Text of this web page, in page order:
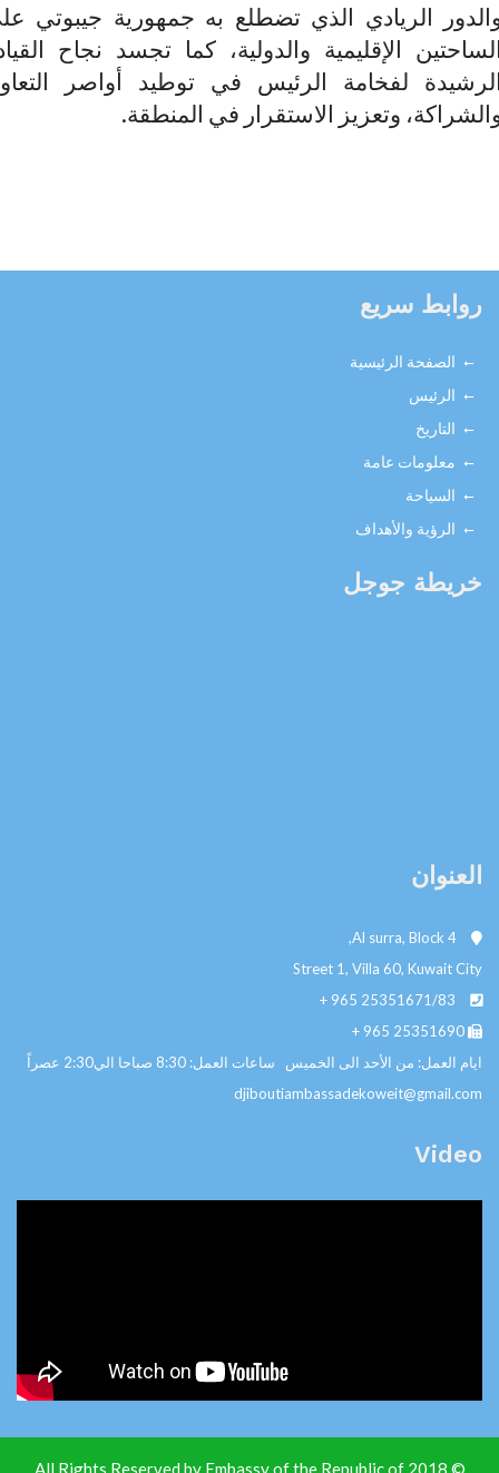
الريادي الذي تضطلع به جمهورية جيبوتي على
الإقليمية والدولية، كما تجسد نجاح القيادة
لفخامة الرئيس في توطيد أواصر التعاون
وتعزيز الاستقرار في المنطقة.
روابط سريع
الصفحة الرئيسية
الرئيس
التاريخ
معلومات عامة
السياحة
الرؤية والأهداف
خريطة جوجل
العنوان
Al surra, Block 4,
Street 1, Villa 60, Kuwait City
+ 96525351671/83
+ 96525351690
ايام العمل: من الأحد الى الخميس ساعات العمل: 8:30 صباحا الي2:30 عصراً
djiboutiambassadekoweit@gmail.com
Video
© 2018 All Rights Reserved by Embassy of the Republic of